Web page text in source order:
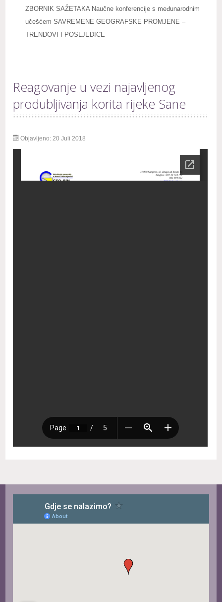
ZBORNIK SAŽETAKA Naučne konferencije s međunarodnim
učešćem SAVREMENE GEOGRAFSKE PROMJENE –
TRENDOVI I POSLJEDICE
Reagovanje u vezi najavljenog
produbljivanja korita rijeke Sane
Objavljeno: 20 Juli 2018